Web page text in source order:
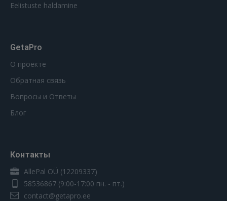
Eelistuste haldamine
GetaPro
О проекте
Обратная связь
Вопросы и Ответы
Блог
Контакты
AllePal OÜ (12209337)
58536867 (9:00-17:00 пн. - пт.)
contact@getapro.ee